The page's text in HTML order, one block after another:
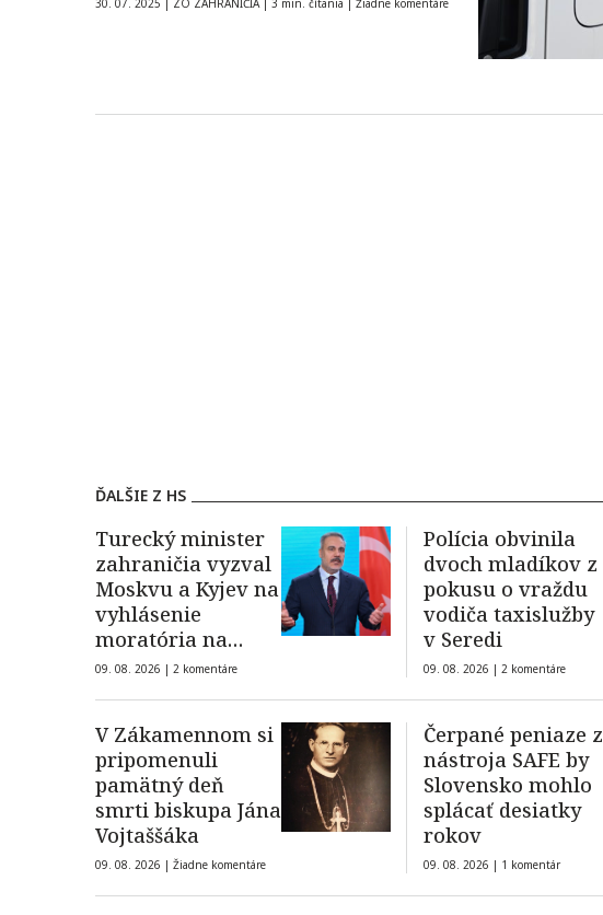
30. 07. 2025 | ZO ZAHRANIČIA | 3 min. čítania | Žiadne komentáre
ĎALŠIE Z HS
Turecký minister
zahraničia vyzval
Moskvu a Kyjev na
vyhlásenie
moratória na
útoky na lode v
09. 08. 2026 | 2 komentáre
Polícia obvinila
dvoch mladíkov z
pokusu o vraždu
vodiča taxislužby
v Seredi
09. 08. 2026 | 2 komentáre
V Zákamennom si
pripomenuli
pamätný deň
smrti biskupa Jána
Vojtaššáka
09. 08. 2026 | Žiadne komentáre
Čerpané peniaze z
nástroja SAFE by
Slovensko mohlo
splácať desiatky
rokov
09. 08. 2026 | 1 komentár